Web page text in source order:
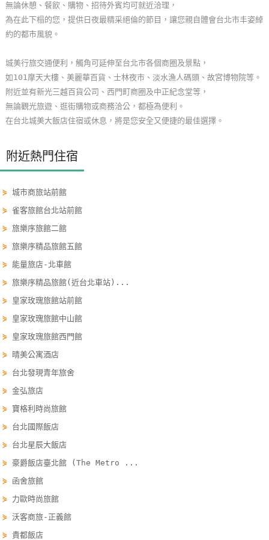
玩
樂
圖
顧
客
服
顧
滿
意
度
訂
單
管
理
會
員
戶
客
聯
絡
單
無論休憩、餐飲、購物、招待外賓均可就近洽理，
為在此下榻的您，提供日夜最精采絕倫的節目，讓您親自體會台北市丰姿綽
約的都市風貌。
城美行旅交通便利，觸角可延伸至台北市各個商圈及景點，
如101摩天大樓、美麗華百貨、士林夜市、淡水漁人碼頭、故宮博物院等。
附近並有新光三越百貨公司、西門町商圈及中正紀念堂等，
無論觀光旅遊、逛街購物或商務洽公，都極為便利。
在台北城美大飯店住宿或休息，將是您安全又便捷的最佳選擇。
附近熱門住宿
⋟城市商旅站前館
⋟雀客旅館台北站前館
⋟旅樂序旅館二館
⋟旅樂序精品旅館五館
⋟ 能量旅店-北車館
⋟旅樂序精品旅館(近台北車站)...
⋟ 皇家玫瑰旅館站前館
⋟ 皇家玫瑰旅館中山館
⋟ 皇家玫瑰旅館西門館
⋟
晴美公寓酒店
⋟ 台北發現青年旅舍
⋟金弘旅店
⋟ 寶格利時尚旅館
⋟ 台北國際飯店
⋟ 台北星辰大飯店
⋟豪爵飯店臺北館 (The Metro ...
⋟ 函舍旅館
⋟ 力歐時尚旅館
⋟沃客商旅-正義館
⋟貴都飯店